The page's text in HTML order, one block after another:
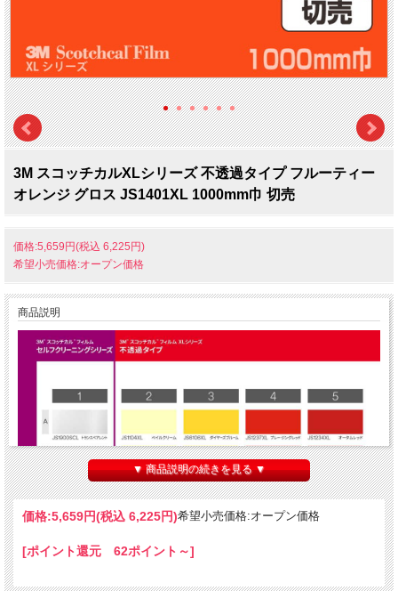
3M スコッチカルXLシリーズ 不透過タイプ フルーティー
オレンジ グロス JS1401XL 1000mm巾 切売
価格:5,659円(税込 6,225円)
希望小売価格:オープン価格
商品説明
▼ 商品説明の続きを見る ▼
価格:5,659円(税込 6,225円)希望小売価格:オープン価格
[ポイント還元 62ポイント～]